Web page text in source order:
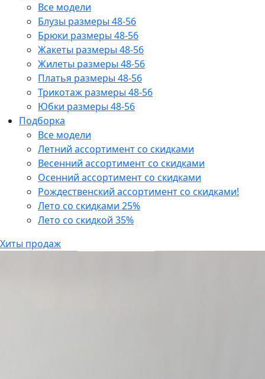
Все модели
Блузы размеры 48-56
Брюки размеры 48-56
Жакеты размеры 48-56
Жилеты размеры 48-56
Платья размеры 48-56
Трикотаж размеры 48-56
Юбки размеры 48-56
Подборка
Все модели
Летний ассортимент со скидками
Весенний ассортимент со скидками
Осенний ассортимент со скидками
Рождественский ассортимент со скидками!
Лето со скидками 25%
Лето со скидкой 35%
Хиты продаж